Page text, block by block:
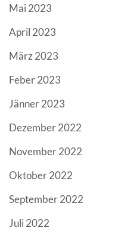
Mai 2023
April 2023
März 2023
Feber 2023
Jänner 2023
Dezember 2022
November 2022
Oktober 2022
September 2022
Juli 2022